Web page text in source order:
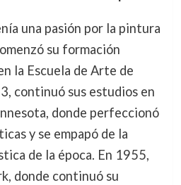
una pasión por la pintura
su formación
la Escuela de Arte de
continuó sus estudios en
donde perfeccionó
y se empapó de la
de la época. En 1955,
donde continuó su